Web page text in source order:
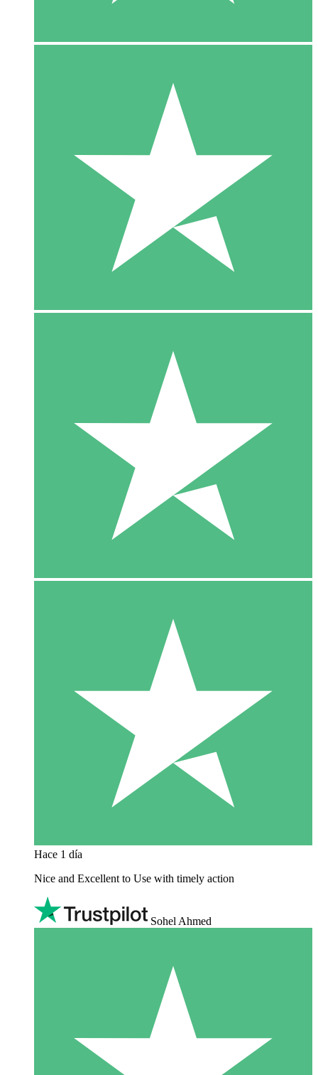
Hace 1 día
Nice and Excellent to Use with timely action
Sohel Ahmed